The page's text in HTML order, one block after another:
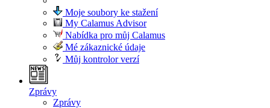
Moje soubory ke stažení
My Calamus Advisor
Nabídka pro můj Calamus
Mé zákaznické údaje
Můj kontrolor verzí
Zprávy
Zprávy